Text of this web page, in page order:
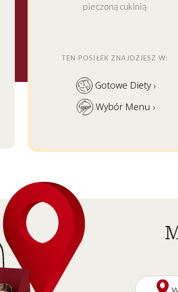
pieczoną cukinią
TEN POSIŁEK ZNAJDZIESZ W:
Gotowe Diety ›
Wybór Menu ›